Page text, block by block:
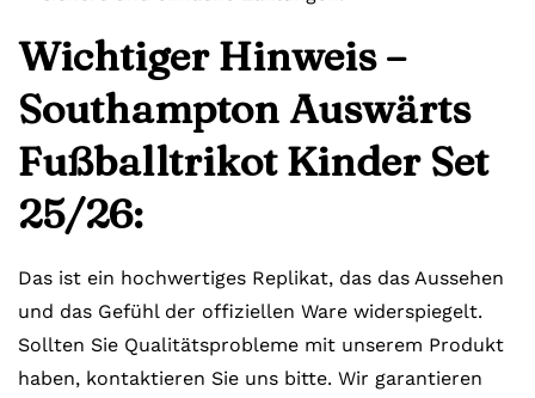
Wichtiger Hinweis –
Southampton Auswärts
Fußballtrikot Kinder Set
25/26:
Das ist ein hochwertiges Replikat, das das Aussehen
und das Gefühl der offiziellen Ware widerspiegelt.
Sollten Sie Qualitätsprobleme mit unserem Produkt
haben, kontaktieren Sie uns bitte. Wir garantieren